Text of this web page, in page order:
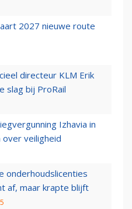
2027 nieuwe route
directeur KLM Erik
slag bij ProRail
Izhavia in
veiligheid
onderhoudslicenties
af, maar krapte blijft